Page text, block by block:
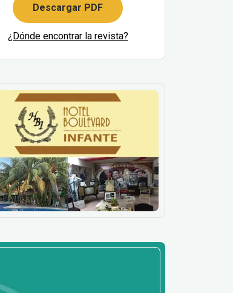
Descargar PDF
¿Dónde encontrar la revista?